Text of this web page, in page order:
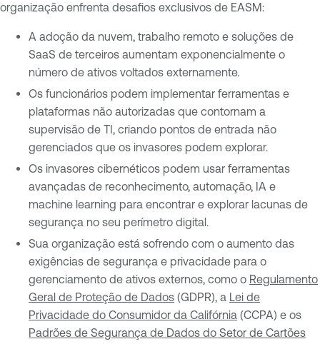
organização enfrenta desafios exclusivos de EASM:
A adoção da nuvem, trabalho remoto e soluções de
SaaS de terceiros aumentam exponencialmente o
número de ativos voltados externamente.
Os funcionários podem implementar ferramentas e
plataformas não autorizadas que contornam a
supervisão de TI, criando pontos de entrada não
gerenciados que os invasores podem explorar.
Os invasores cibernéticos podem usar ferramentas
avançadas de reconhecimento, automação, IA e
machine learning para encontrar e explorar lacunas de
segurança no seu perímetro digital.
Sua organização está sofrendo com o aumento das
exigências de segurança e privacidade para o
gerenciamento de ativos externos, como o Regulamento
Geral de Proteção de Dados (GDPR), a Lei de
Privacidade do Consumidor da Califórnia (CCPA) e os
Padrões de Segurança de Dados do Setor de Cartões